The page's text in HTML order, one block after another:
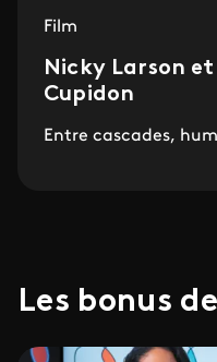
Film
Nicky Larson
Cupidon
Entre cascades,
Les bonus